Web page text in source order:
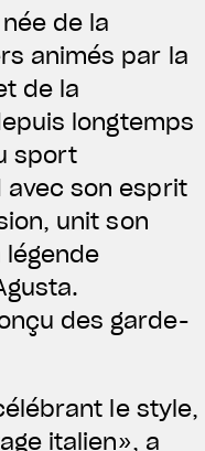
de la
animés par la
de la
longtemps
sport
son esprit
unit son
des garde-
le style,
italien», a